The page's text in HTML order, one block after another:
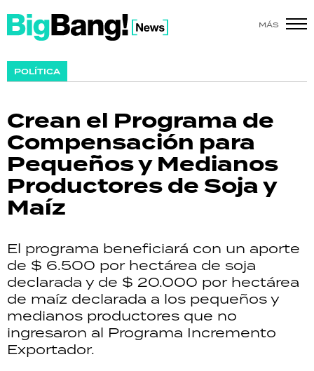
MÁS
POLÍTICA
Crean el Programa de
Compensación para
Pequeños y Medianos
Productores de Soja y
Maíz
El programa beneficiará con un aporte
de $ 6.500 por hectárea de soja
declarada y de $ 20.000 por hectárea
de maíz declarada a los pequeños y
medianos productores que no
ingresaron al Programa Incremento
Exportador.
SHOW
ACTUALIDAD
POLICIALES
ECONOMÍA
SALUD
DEPORTES
TECNOLOGÍA